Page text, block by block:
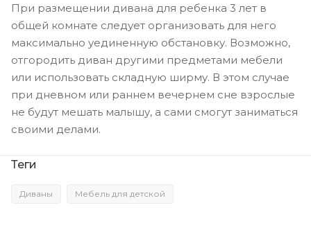
При размещении дивана для ребенка 3 лет в
общей комнате следует организовать для него
максимально уединенную обстановку. Возможно,
отгородить диван другими предметами мебели
или использовать складную ширму. В этом случае
при дневном или раннем вечернем сне взрослые
не будут мешать малышу, а сами смогут заниматься
своими делами.
Теги
Диваны Мебель для детской